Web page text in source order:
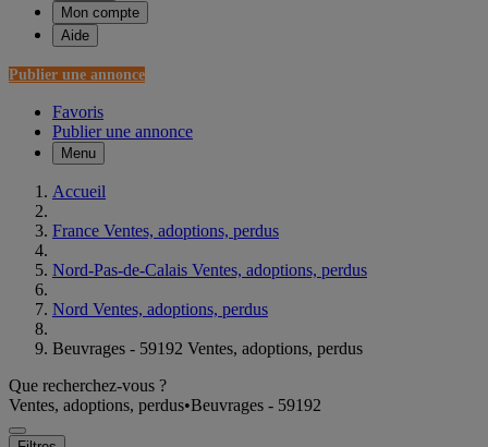
Mon compte
Aide
Publier une annonce
Favoris
Publier une annonce
Menu
Accueil
France Ventes, adoptions, perdus
Nord-Pas-de-Calais Ventes, adoptions, perdus
Nord Ventes, adoptions, perdus
Beuvrages - 59192 Ventes, adoptions, perdus
Que recherchez-vous ?
Ventes, adoptions, perdus•Beuvrages - 59192